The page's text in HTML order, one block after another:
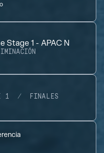
Stage 1 - APAC N
1 FINALES